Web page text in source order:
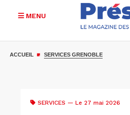
MENU
ACCUEIL SERVICES GRENOBLE
SERVICES — Le 27 mai 2026